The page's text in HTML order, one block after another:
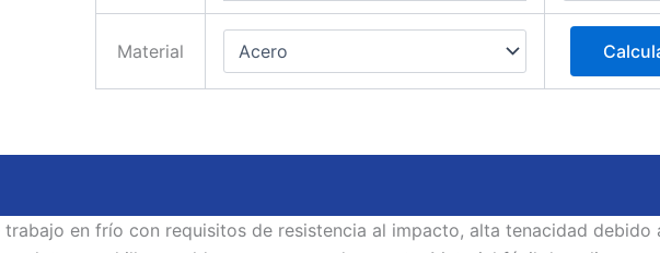
Material
en frío con requisitos de resistencia al impacto, alta tenacidad